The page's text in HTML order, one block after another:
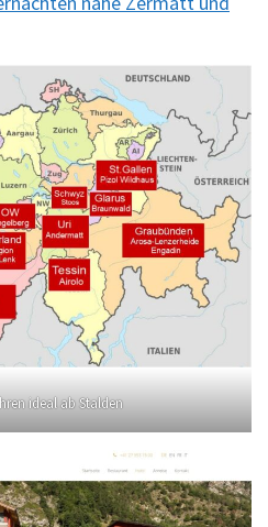
ideal ab Stalden